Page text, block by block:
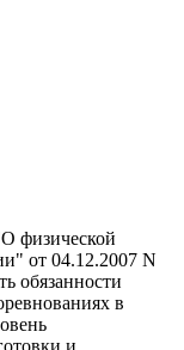
физической
от 04.12.2007 N
обязанности
в
и